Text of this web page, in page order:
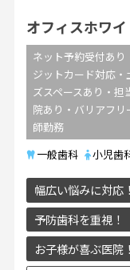
オフィスホワ
ネット予約受付あ
ジットカード対応
ズスペースあり・
院あり・バリアフ
師勤務
一般歯科
小児歯
幅広い悩みに対応！
予防歯科を重視！
お子様が喜ぶ医院！